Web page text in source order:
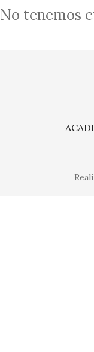
No tenemos